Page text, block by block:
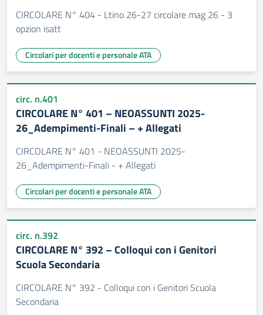
CIRCOLARE N° 404 - Ltino 26-27 circolare mag 26 - 3
opzion isatt
Circolari per docenti e personale ATA
circ. n.401
CIRCOLARE N° 401 – NEOASSUNTI 2025-
26_Adempimenti-Finali – + Allegati
CIRCOLARE N° 401 - NEOASSUNTI 2025-
26_Adempimenti-Finali - + Allegati
Circolari per docenti e personale ATA
circ. n.392
CIRCOLARE N° 392 – Colloqui con i Genitori
Scuola Secondaria
CIRCOLARE N° 392 - Colloqui con i Genitori Scuola
Secondaria